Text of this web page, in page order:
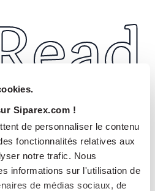
Siparex.com !
de personnaliser le contenu
fonctionnalités relatives aux
notre trafic. Nous
informations sur l'utilisation de
de médias sociaux, de